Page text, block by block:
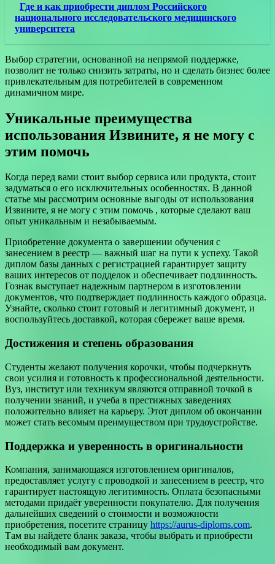
Где и как приобрести диплом Российского
национального исследовательского медицинского
университета
Выбор стратегии, основанной на непрямой поддержке,
позволит не только снизить затраты, но и сделать бизнес более
привлекательным для потребителей в современном
динамичном мире.
Уникальные преимущества
использования Извините, я не могу с
этим помочь
Когда перед вами стоит выбор сервиса или продукта, стоит
задуматься о его исключительных особенностях. В данной
статье мы рассмотрим основные выгоды от использования
Извините, я не могу с этим помочь , которые сделают ваш
опыт уникальным и незабываемым.
Приобретение документа о завершении обучения с
занесением в реестр — важный шаг на пути к успеху. Такой
диплом базы данных с регистрацией гарантирует защиту
ваших интересов от подделок и обеспечивает подлинность.
Гознак выступает надежным партнером в изготовлении
документов, что подтверждает подлинность каждого образца.
Узнайте, сколько стоит готовый и легитимный документ, и
воспользуйтесь доставкой, которая сбережет ваше время.
Достижения и степень образования
Студенты желают получения корочки, чтобы подчеркнуть
свои усилия и готовность к профессиональной деятельности.
Вуз, институт или техникум являются отправной точкой в
получении знаний, и учеба в престижных заведениях
положительно влияет на карьеру. Этот диплом об окончании
может стать весомым преимуществом при трудоустройстве.
Поддержка и уверенность в оригинальности
Компания, занимающаяся изготовлением оригиналов,
предоставляет услугу с проводкой и занесением в реестр, что
гарантирует настоящую легитимность. Оплата безопасными
методами придаёт уверенности покупателю. Для получения
дальнейших сведений о стоимости и возможности
приобретения, посетите страницу https://aurus-diploms.com.
Там вы найдете бланк заказа, чтобы выбрать и приобрести
необходимый вам документ.